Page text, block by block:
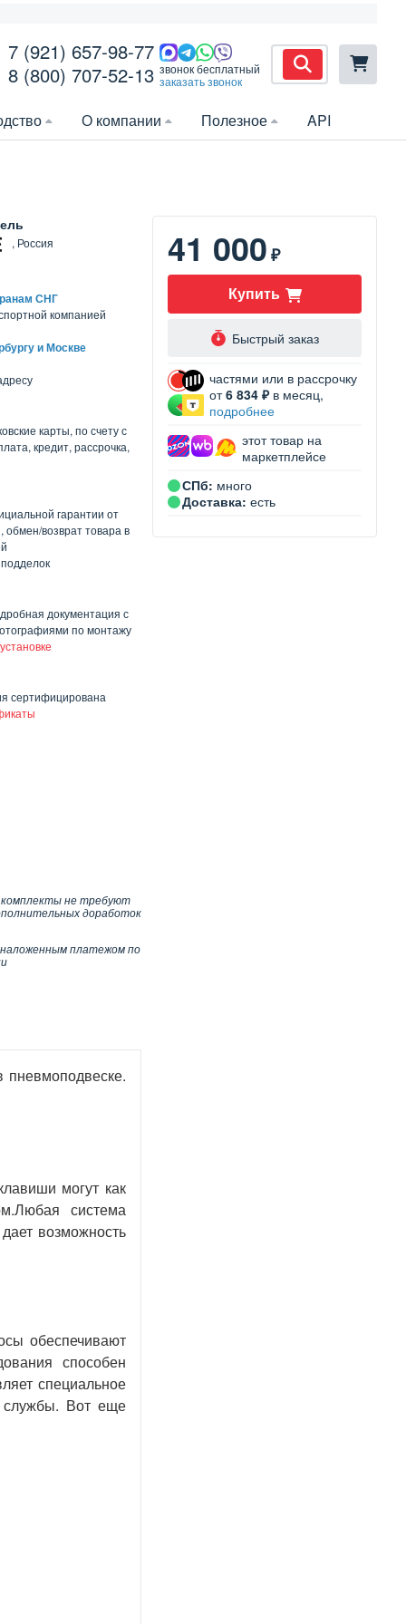
7 (921) 657-98-77
8 (800) 707-52-13 звонок бесплатный
заказать звонок
О компании Полезное API
, Россия
СНГ
компанией
и Москве
карты, по счету с
кредит, рассрочка,
гарантии от
обмен/возврат товара в
документация с
по монтажу
сертифицирована
не требуют
доработок
платежом по
пневмоподвеске.
могут как
система
возможность
обеспечивают
способен
специальное
службы. Вот еще
41 000₽
Купить
Быстрый заказ
частями или в рассрочку
от6 834 ₽в месяц,
подробнее
этот товар на
маркетплейсе
СПб: много
Доставка: есть